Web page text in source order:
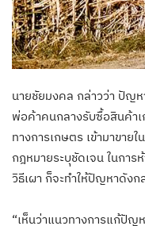
นายชัยมงคล กล่าวว่า ปัญห
พ่อค้าคนกลางรับซื้อสินค้าเ
ทางการเกษตร เข้ามาขาย
กฎหมายระบุชัดเจน ในการ
วิธีเผา ก็จะทำให้ปัญหาดัง
“เห็นว่าแนวทางการแก้ปัญ